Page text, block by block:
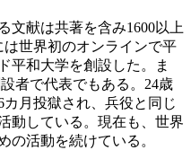
文献は共著を含み1600以上
は世界初のオンラインで平
平和大学を創設した。ま
者で代表でもある。24歳
月投獄され、兵役と同じ
動している。現在も、世界
の活動を続けている。